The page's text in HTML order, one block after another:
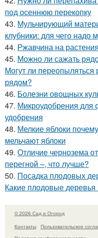
под осеннюю перекопку
43. Мульчирующий
клубники: для чего надо
44. Ржавчина на
45. Можно ли сажать
Могут ли
рядом?
46. Болезни овощных
47. Микроудобрения
удобрения
48. Мелкие яблоки
мельчают яблоки
49. Отличие чернозема
перегной –, что лучше?
50. Посадка плодовых
Какие плодовые
© 2026 Сад и Огород
Контакты
Пользовательское